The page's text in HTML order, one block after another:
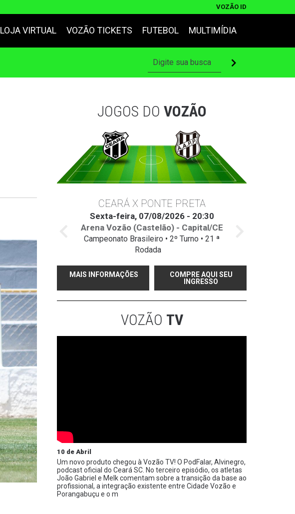
VOZÃO ID
LOJA VIRTUAL VOZÃO TICKETS FUTEBOL MULTIMÍDIA
JOGOS DO VOZÃO
CEARÁ X PONTE PRETA
Sexta-feira, 07/08/2026 - 20:30
Arena Vozão (Castelão) - Capital/CE
Campeonato Brasileiro • 2º Turno • 21 ª
Rodada
MAIS INFORMAÇÕES
COMPRE AQUI SEU
INGRESSO
VOZÃO TV
10 de Abril
Um novo produto chegou à Vozão TV! O PodFalar, Alvinegro,
podcast oficial do Ceará SC. No terceiro episódio, os atletas
João Gabriel e Melk comentam sobre a transição da base ao
profissional, a integração existente entre Cidade Vozão e
Porangabuçu e o m